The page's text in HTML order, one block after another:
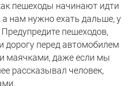
пешеходы начинают идти
нам нужно ехать дальше, у
пешеходов,
дорогу перед автомобилем
даже если мы
рассказывал человек,